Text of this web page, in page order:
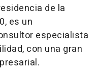
de la
es un
especialista
con una gran